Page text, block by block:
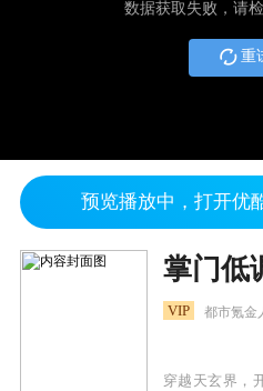
数据获取失败，请
重
预览播放中，打开优
VIP 都市氪金
穿越天玄界，